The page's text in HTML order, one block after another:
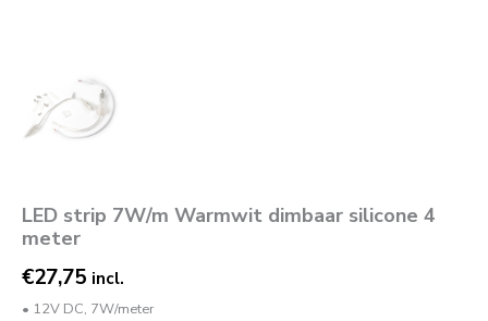
LED strip 7W/m Warmwit dimbaar silicone 4
meter
€27,75 incl.
• 12V DC, 7W/meter